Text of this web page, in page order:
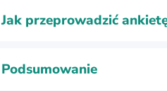
Jak przeprowadzić
Podsumowanie